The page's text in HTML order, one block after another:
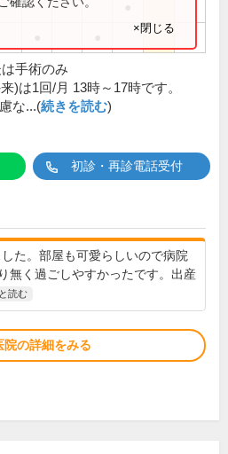
×閉じる
手術のみ
)は1回/月 13時～17時です。
な...(続きを読む)
初診・再診電話受付
た。部屋も可愛らしいので病院
無く過ごしやすかったです。出産
読む
院の詳細をみる